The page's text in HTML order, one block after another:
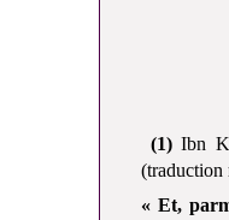
(1)Ibn
(traduction
« Et,